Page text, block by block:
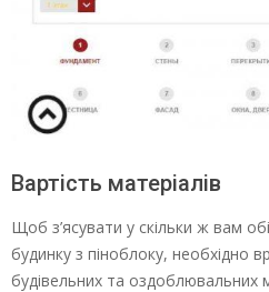
Вартість матеріалів
Щоб з’ясувати у скільки ж вам
будинку з піноблоку, необхідно
будівельних та оздоблювальних